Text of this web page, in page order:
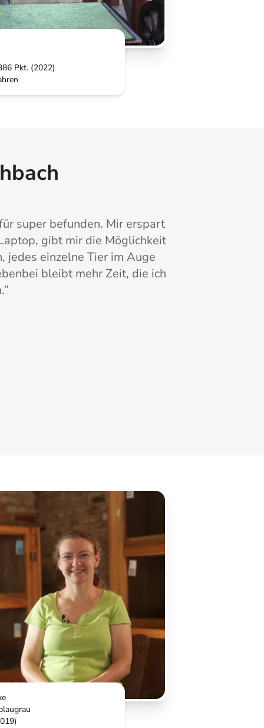
Pkt. (2022)
super befunden. Mir erspart
gibt mir die Möglichkeit
jedes einzelne Tier im Auge
bleibt mehr Zeit, die ich
”